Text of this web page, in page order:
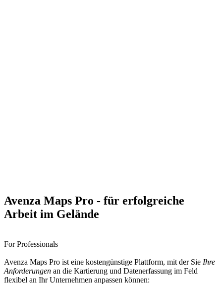
Avenza Maps Pro - für erfolgreiche
Arbeit im Gelände
For Professionals
Avenza Maps Pro ist eine kostengünstige Plattform, mit der Sie Ihre
Anforderungen an die Kartierung und Datenerfassung im Feld
flexibel an Ihr Unternehmen anpassen können: